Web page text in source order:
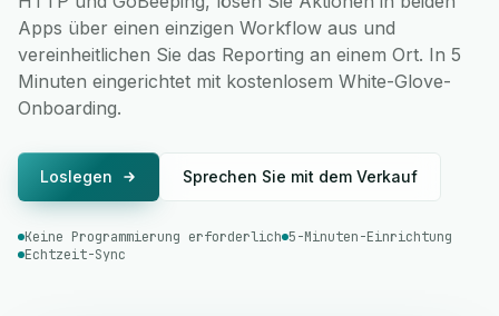
Apps über einen einzigen Workflow aus und
vereinheitlichen Sie das Reporting an einem Ort. In 5
Minuten eingerichtet mit kostenlosem White-Glove-
Onboarding.
Loslegen Sprechen Sie mit dem Verkauf
Keine Programmierung erforderlich 5-Minuten-Einrichtung
Echtzeit-Sync